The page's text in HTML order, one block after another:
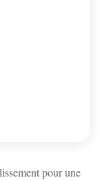
pour une